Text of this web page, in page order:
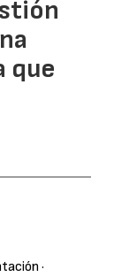
que
·